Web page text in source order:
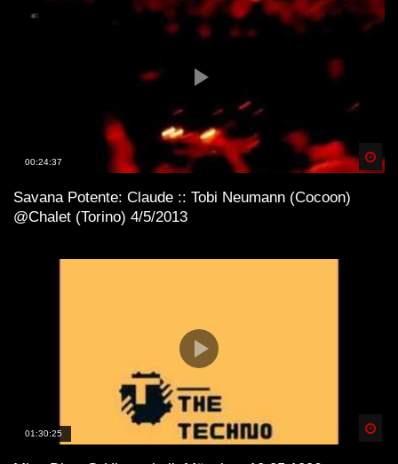
00:24:37
Savana Potente: Claude :: Tobi Neumann (Cocoon)
@Chalet (Torino) 4/5/2013
01:30:25